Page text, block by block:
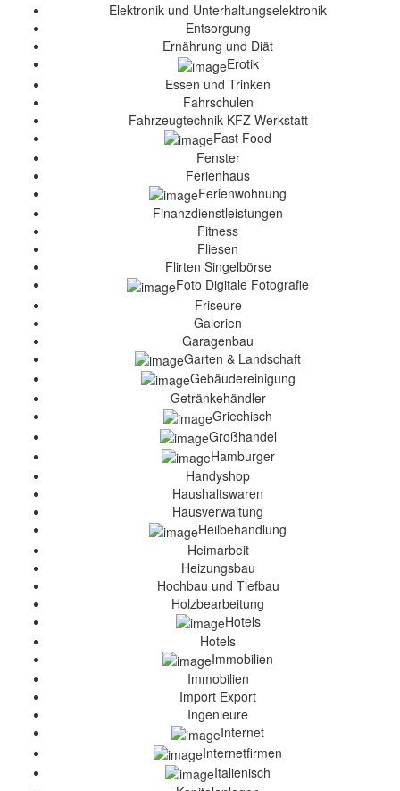
Elektronik und Unterhaltungselektronik
Entsorgung
Ernährung und Diät
Erotik
Essen und Trinken
Fahrschulen
Fahrzeugtechnik KFZ Werkstatt
Fast Food
Fenster
Ferienhaus
Ferienwohnung
Finanzdienstleistungen
Fitness
Fliesen
Flirten Singelbörse
Foto Digitale Fotografie
Friseure
Galerien
Garagenbau
Garten & Landschaft
Gebäudereinigung
Getränkehändler
Griechisch
Großhandel
Hamburger
Handyshop
Haushaltswaren
Hausverwaltung
Heilbehandlung
Heimarbeit
Heizungsbau
Hochbau und Tiefbau
Holzbearbeitung
Hotels
Hotels
Immobilien
Immobilien
Import Export
Ingenieure
Internet
Internetfirmen
Italienisch